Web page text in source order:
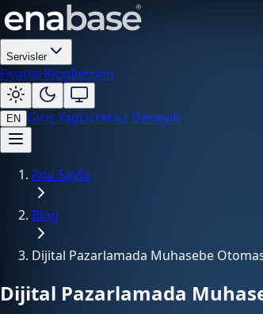
Servisler
FiyatlarBlogİletişim
EN Giriş YapÜcretsiz Deneyin
Ana Sayfa
Blog
Dijital Pazarlamada Muhasebe
Dijital Pazarlamada